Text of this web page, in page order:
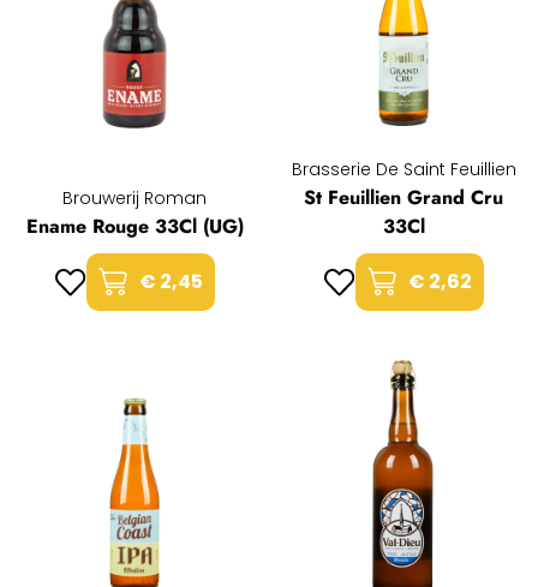
Brouwerij Roman
Ename Rouge 33Cl (UG)
€ 2,45
Brasserie De Saint Feuillien
St Feuillien Grand Cru
33Cl
€ 2,62